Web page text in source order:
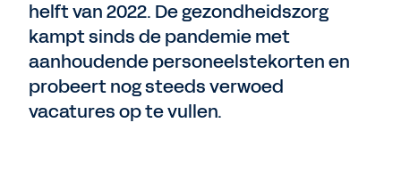
helft van 2022. De gezondheidszorg
kampt sinds de pandemie met
aanhoudende personeelstekorten en
probeert nog steeds verwoed
vacatures op te vullen.